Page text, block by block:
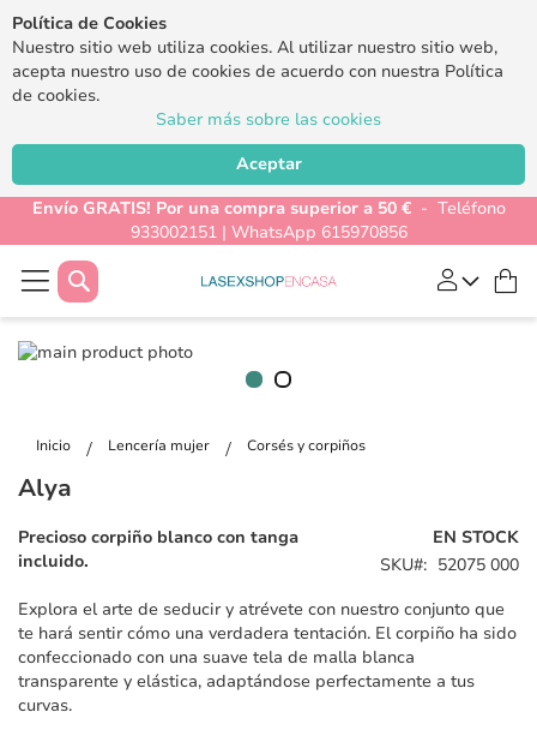
Política de Cookies
Nuestro sitio web utiliza cookies. Al utilizar nuestro sitio web,
acepta nuestro uso de cookies de acuerdo con nuestra Política
de cookies.
Saber más sobre las cookies
Aceptar
Envío GRATIS! Por una compra superior a 50 €- Teléfono
933002151 | WhatsApp 615970856
Buscar
Inicio Lencería mujer Corsés y corpiños
Saltar
de
de
galería
de
Alya
EN STOCK
SKU
52075 000
Precioso corpiño blanco con tanga
incluido.
Explora el arte de seducir y atrévete con nuestro conjunto que
te hará sentir cómo una verdadera tentación. El corpiño ha sido
confeccionado con una suave tela de malla blanca
transparente y elástica, adaptándose perfectamente a tus
curvas.